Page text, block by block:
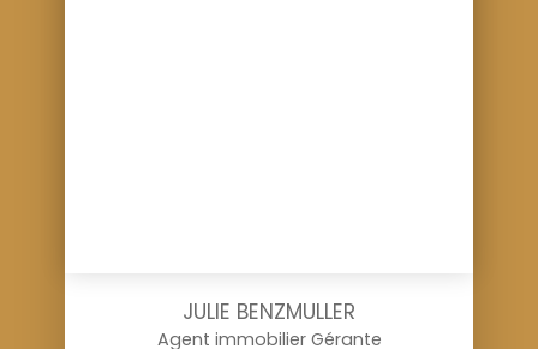
JULIE BENZMULLER
Agent immobilier Gérante